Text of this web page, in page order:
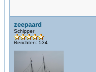
zeepaard
Schipper
Berichten: 534